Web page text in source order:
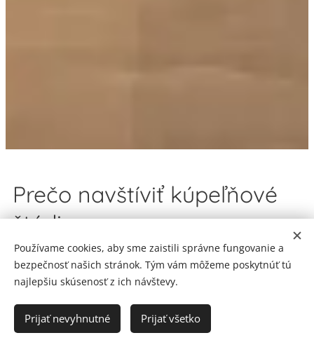
Prečo navštíviť kúpeľňové
štúdio
Uvidíte materiály naživo
Priamo v štúdiu je možné porovnať kvalitu,
štruktúru, povrch a farebné odtiene obkladov a
dlažby.
Používame cookies, aby sme zaistili správne fungovanie a
bezpečnosť našich stránok. Tým vám môžeme poskytnúť tú
najlepšiu skúsenosť z ich návštevy.
Prijať nevyhnutné Prijať všetko